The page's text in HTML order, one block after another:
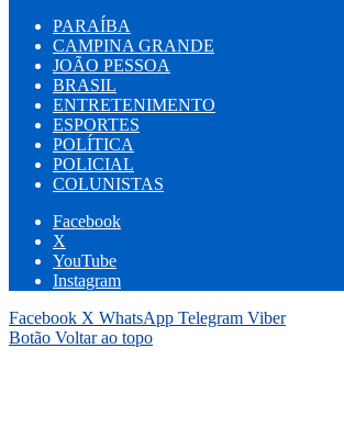
PARAÍBA
CAMPINA GRANDE
JOÃO PESSOA
BRASIL
ENTRETENIMENTO
ESPORTES
POLÍTICA
POLICIAL
COLUNISTAS
Facebook
X
YouTube
Instagram
Facebook X WhatsApp Telegram Viber
Botão Voltar ao topo